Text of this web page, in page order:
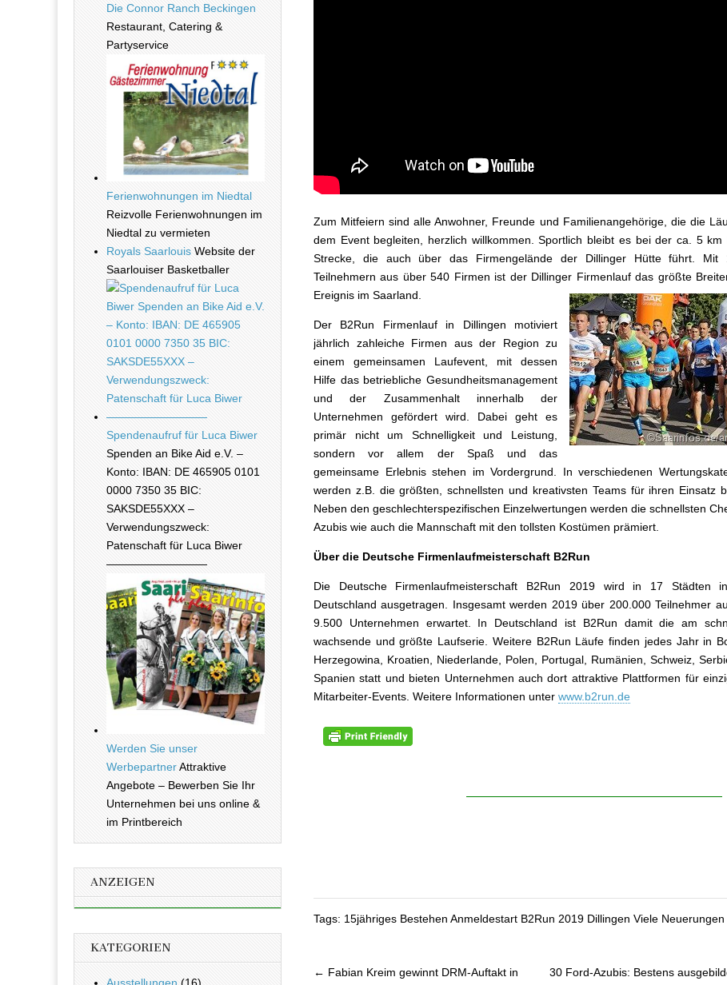
Zum Mitfeiern sind alle Anwohner, Freunde und Familienangehörige, die die
dem Event begleiten, herzlich willkommen. Sportlich bleibt es bei der ca. 5 km
Strecke, die auch über das Firmengelände der Dillinger Hütte führt. Mit
Teilnehmern aus über 540 Firmen ist der Dillinger Firmenlauf das größte
Ereignis im Saarland.
Der B2Run Firmenlauf in Dillingen motiviert
jährlich zahleiche Firmen aus der Region zu
einem gemeinsamen Laufevent, mit dessen
Hilfe das betriebliche Gesundheitsmanagement
und der Zusammenhalt innerhalb der
Unternehmen gefördert wird. Dabei geht es
primär nicht um Schnelligkeit und Leistung,
sondern vor allem der Spaß und das
gemeinsame Erlebnis stehen im Vordergrund. In verschiedenen
werden z.B. die größten, schnellsten und kreativsten Teams für ihren Einsatz
Neben den geschlechterspezifischen Einzelwertungen werden die schnellsten
Azubis wie auch die Mannschaft mit den tollsten Kostümen prämiert.
Über die Deutsche Firmenlaufmeisterschaft B2Run
Die Deutsche Firmenlaufmeisterschaft B2Run 2019 wird in 17 Städten
Deutschland ausgetragen. Insgesamt werden 2019 über 200.000 Teilnehmer
9.500 Unternehmen erwartet. In Deutschland ist B2Run damit die am
wachsende und größte Laufserie. Weitere B2Run Läufe finden jedes Jahr in
Herzegowina, Kroatien, Niederlande, Polen, Portugal, Rumänien, Schweiz,
Spanien statt und bieten Unternehmen auch dort attraktive Plattformen für
Mitarbeiter-Events. Weitere Informationen unter www.b2run.de
Tags: 15jähriges Bestehen Anmeldestart B2Run 2019 Dillingen Viele Neuerungen
← Fabian Kreim gewinnt DRM-Auftakt in
30 Ford-Azubis: Bestens
Die Connor Ranch Beckingen
Restaurant, Catering &
Partyservice
Ferienwohnungen im Niedtal
Reizvolle Ferienwohnungen im
Niedtal zu vermieten
Royals Saarlouis Website der
Saarlouiser Basketballer
Spendenaufruf für Luca Biwer
Spenden an Bike Aid e.V. –
Konto: IBAN: DE 465905 0101
0000 7350 35 BIC:
SAKSDE55XXX –
Verwendungszweck:
Patenschaft für Luca Biwer
—————————
Werden Sie unser
WerbepartnerAttraktive
Angebote – Bewerben Sie Ihr
Unternehmen bei uns online &
im Printbereich
ANZEIGEN
KATEGORIEN